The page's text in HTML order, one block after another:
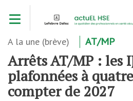
contenu
A la une (brève) AT/MP
Arrêts AT/MP : les
plafonnées à
compter de 2027